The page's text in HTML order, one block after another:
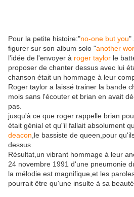
Pour la petite histoire:"no-one but you"
figurer sur son album solo "another
l'idée de l'envoyer à roger taylor le
proposer de chanter dessus avec lui
chanson était un hommage à leur
Roger taylor a laissé trainer la bande
mois sans l'écouter et brian en avait
pas.
jusqu'à ce que roger rappelle brian
était génial et qu"il fallait absolument
deacon ,le bassiste de queen,pour
dessus.
Résultat,un vibrant hommage à leur
24 novembre 1991 d'une pneumonie
la mélodie est magnifique,et les
pourrait être qu'une insulte à sa